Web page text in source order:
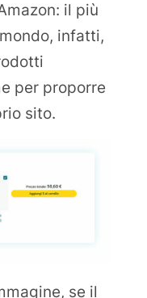
il più
infatti,
per proporre
sito.
se il